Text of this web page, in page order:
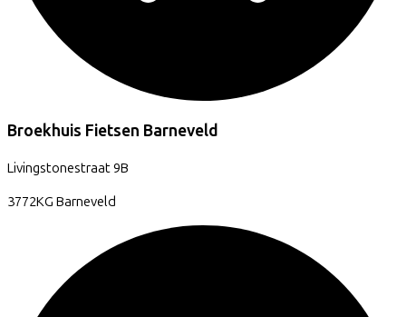
Broekhuis Fietsen Barneveld
Livingstonestraat9B
3772KG Barneveld